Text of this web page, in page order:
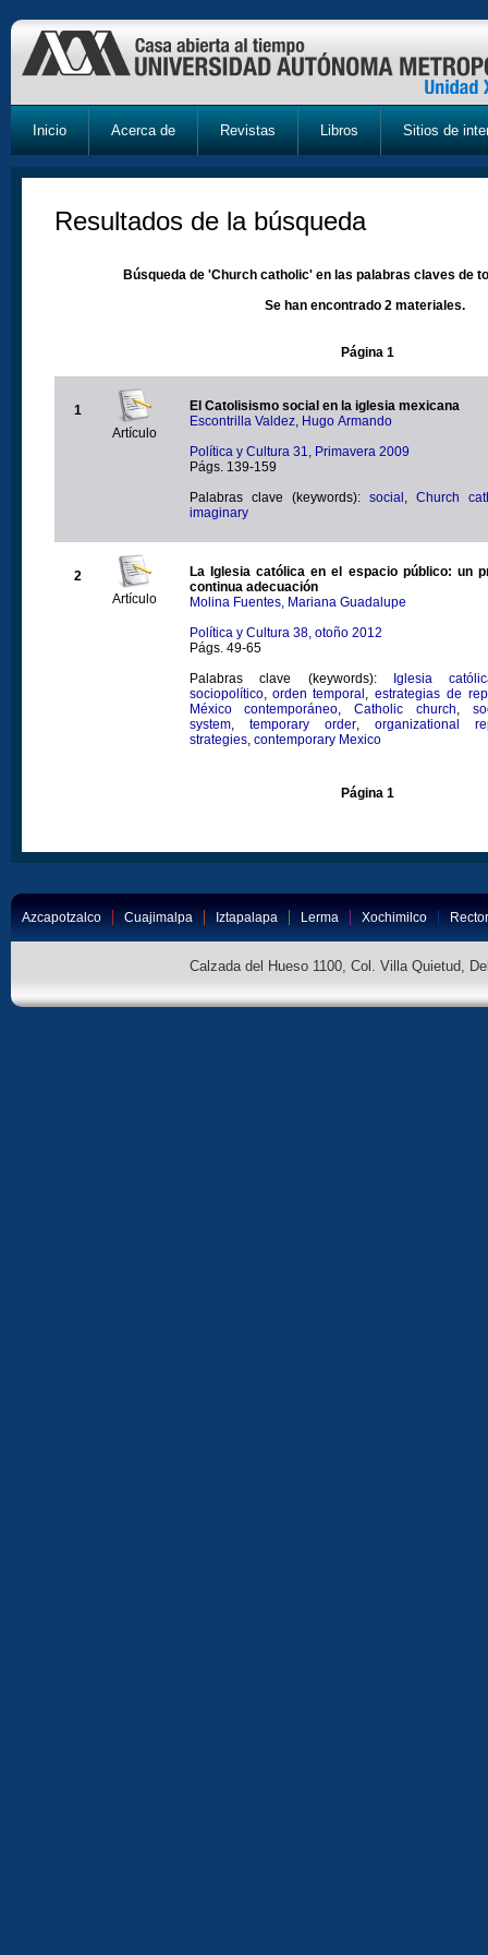
Inicio Acerca de Revistas Libros Sitios de
Resultados de la búsqueda
Búsqueda de 'Church catholic' en las palabras claves de
Se han encontrado 2 materiales.
Página 1
1
Artículo
El Catolisismo social en la iglesia mexicana
Escontrilla Valdez, Hugo Armando
Política y Cultura 31, Primavera 2009
Págs. 139-159
Palabras clave (keywords): social
Church
imaginary
2
Artículo
La Iglesia católica en el espacio público: un
continua adecuación
Molina Fuentes, Mariana Guadalupe
Política y Cultura 38, otoño 2012
Págs. 49-65
Palabras clave (keywords): Iglesia
sociopolítico orden temporal
estrategias de
México contemporáneo
Catholic church
system
temporary order
organizational
strategies contemporary Mexico
Página 1
Azcapotzalco Cuajimalpa Iztapalapa Lerma Xochimilco
Calzada del Hueso 1100, Col. Villa Quietud,